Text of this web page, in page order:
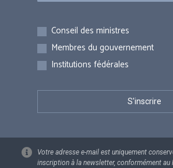
Inscriptions
Conseil des ministres
Membres du gouvernement
Institutions fédérales
Votre adresse e-mail est uniquement
inscription à la newsletter, conformément au